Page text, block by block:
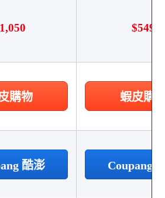
$549
購物 蝦皮購
酷澎 Coupang